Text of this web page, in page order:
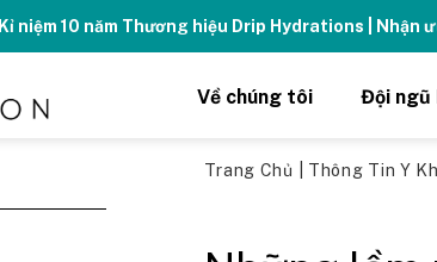
Kỉ niệm 10 năm Thương hiệu Drip Hydrations | Nhận
Về chúng tôi Đội ngũ
Trang Chủ Thông Tin Y